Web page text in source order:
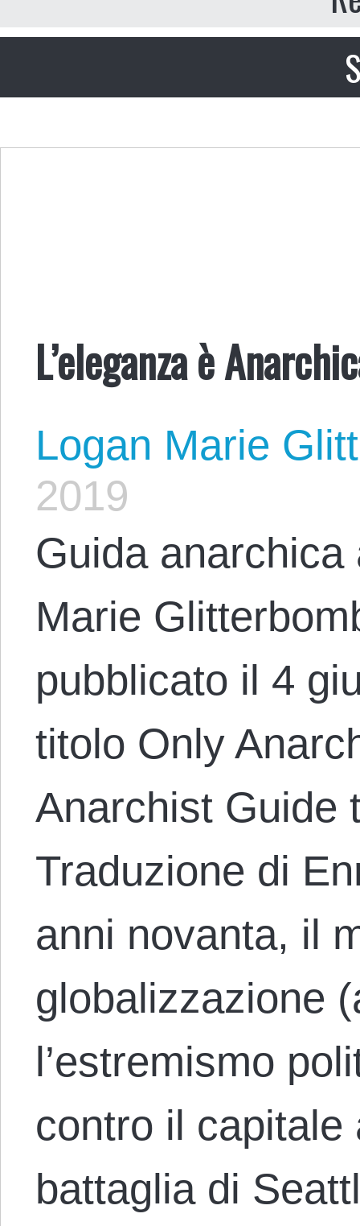
L’eleganza è
Logan Marie
2019
Guida
Marie
pubblicato il 4
titolo Only
Anarchist Guide
Traduzione di
anni novanta, il
globalizzazione
l’estremismo
contro il
battaglia di